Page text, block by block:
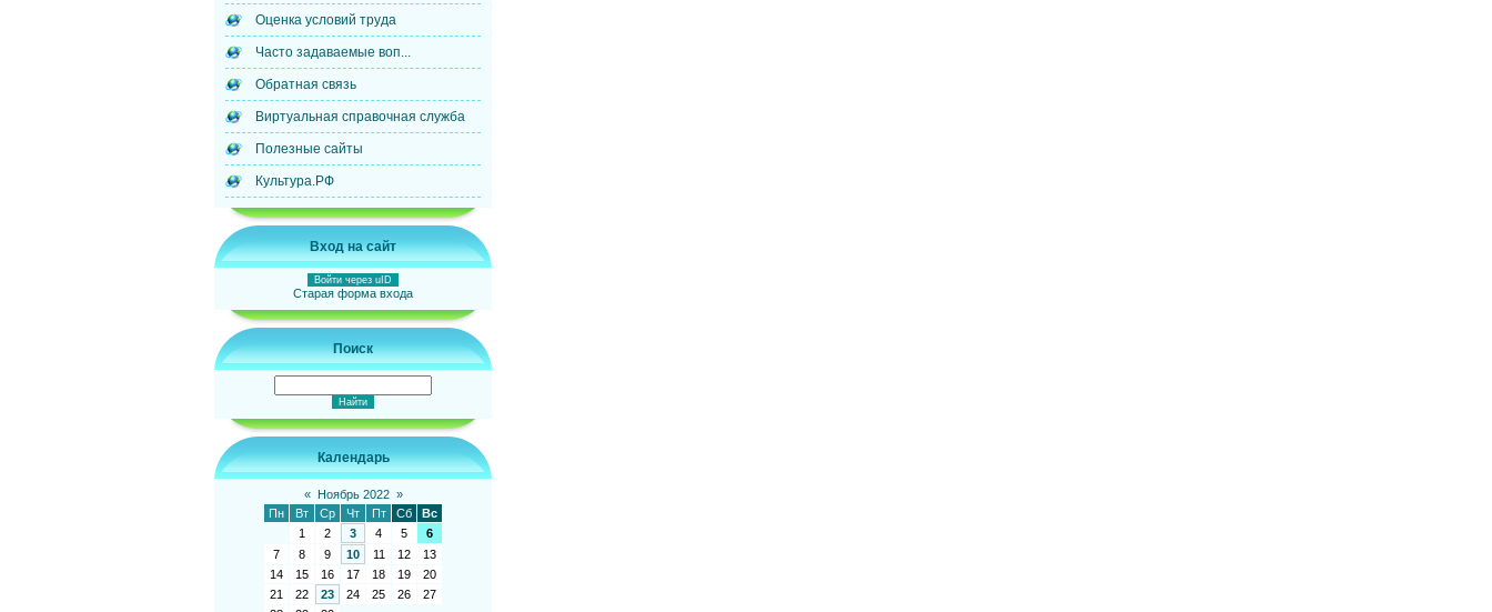
Оценка условий труда
Часто задаваемые воп...
Обратная связь
Виртуальная справочная служба
Полезные сайты
Культура.РФ
Вход на сайт
Войти через uID
Старая форма входа
Поиск
Календарь
« Ноябрь 2022 »
Пн
Вт Ср Чт Пт Сб
Вс
1
2 3 4 5
6
7
8 9 10 11 12
13
14
15 16 17 18 19
20
21
22 23 24 25 26
27